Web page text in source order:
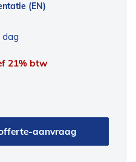
(EN)
dag
21% btw
aanvraag